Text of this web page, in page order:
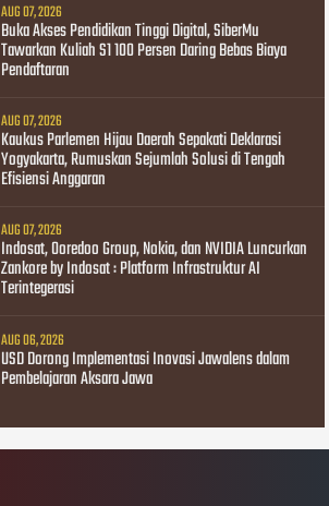
AUG 07, 2026
Buka Akses Pendidikan Tinggi Digital, SiberMu
Tawarkan Kuliah S1 100 Persen Daring Bebas Biaya
Pendaftaran
AUG 07, 2026
Kaukus Parlemen Hijau Daerah Sepakati Deklarasi
Yogyakarta, Rumuskan Sejumlah Solusi di Tengah
Efisiensi Anggaran
AUG 07, 2026
Indosat, Ooredoo Group, Nokia, dan NVIDIA Luncurkan
Zankore by Indosat : Platform Infrastruktur AI
Terintegerasi
AUG 06, 2026
USD Dorong Implementasi Inovasi Jawalens dalam
Pembelajaran Aksara Jawa